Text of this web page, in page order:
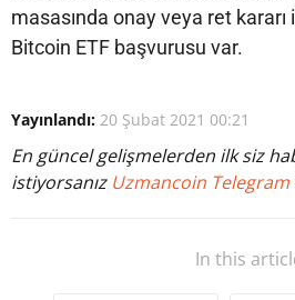
masasında onay veya ret
Bitcoin ETF başvurusu var.
Yayınlandı: 20 Şubat 2021 00:21
En güncel gelişmelerden ilk siz
istiyorsanız Uzmancoin Telegram
In this